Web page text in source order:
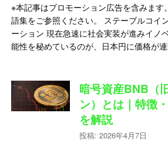
※本記事はプロモーション広告を含みます
語集をご参照ください。 ステーブルコイ
ーション 現在急速に社会実装が進みイノ
能性を秘めているのが、日本円に価格が
暗号資産BNB（
ン）とは｜特徴
を解説
投稿: 2026年4月7日